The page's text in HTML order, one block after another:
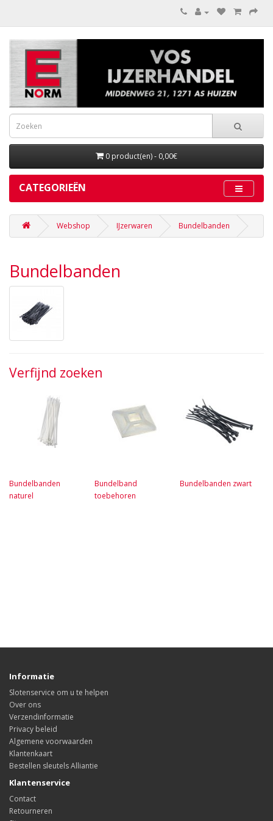
0 product(en) - 0,00€
CATEGORIEËN
Webshop IJzerwaren Bundelbanden
Bundelbanden
Verfijnd zoeken
Bundelbanden
naturel
Bundelband
toebehoren
Bundelbanden zwart
Informatie
Slotenservice om u te helpen
Over ons
Verzendinformatie
Privacy beleid
Algemene voorwaarden
Klantenkaart
Bestellen sleutels Alliantie
Klantenservice
Contact
Retourneren